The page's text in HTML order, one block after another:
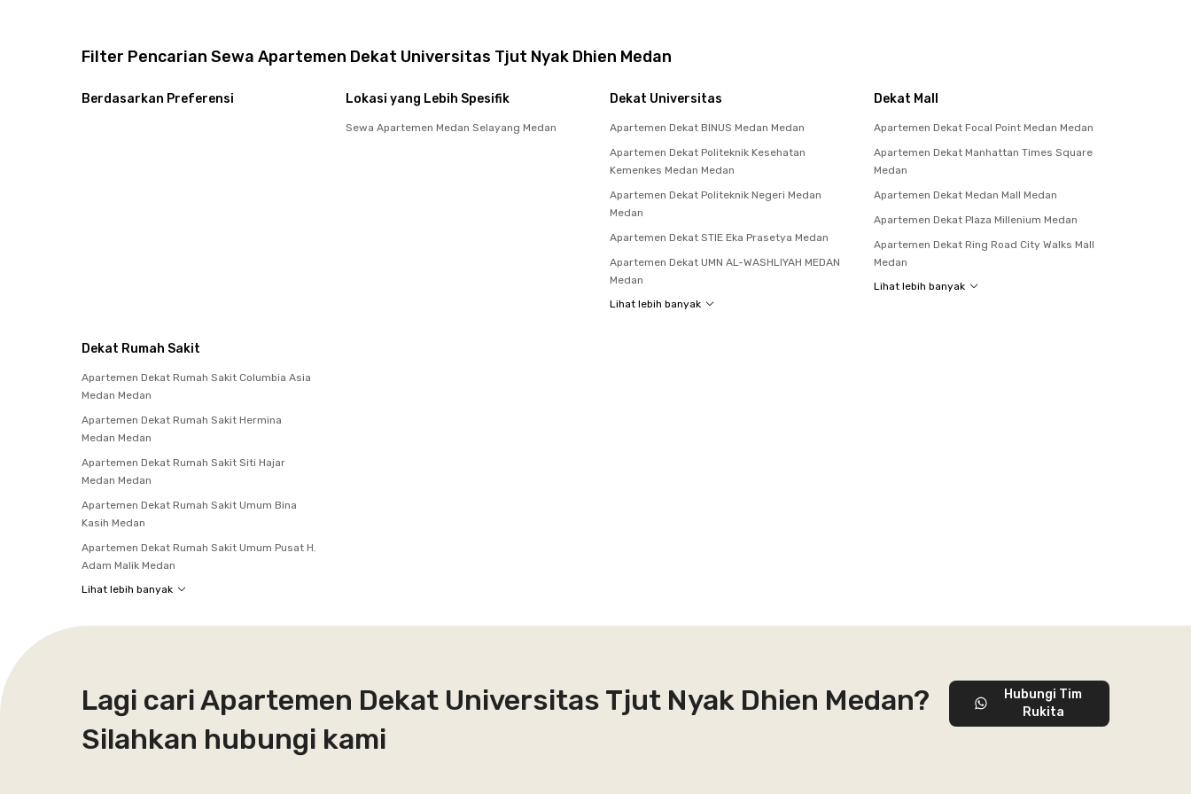
Filter Pencarian Sewa Apartemen Dekat Universitas Tjut Nyak Dhien Medan
Berdasarkan Preferensi Lokasi yang Lebih Spesifik
Sewa Apartemen Medan Selayang Medan
Dekat Universitas
Apartemen Dekat BINUS Medan Medan
Apartemen Dekat Politeknik Kesehatan
Kemenkes Medan Medan
Apartemen Dekat Politeknik Negeri Medan
Medan
Apartemen Dekat STIE Eka Prasetya Medan
Apartemen Dekat UMN AL-WASHLIYAH MEDAN
Medan
Lihat lebih banyak
Dekat Mall
Apartemen Dekat Focal Point Medan Medan
Apartemen Dekat Manhattan Times Square
Medan
Apartemen Dekat Medan Mall Medan
Apartemen Dekat Plaza Millenium Medan
Apartemen Dekat Ring Road City Walks Mall
Medan
Lihat lebih banyak
Dekat Rumah Sakit
Apartemen Dekat Rumah Sakit Columbia Asia
Medan Medan
Apartemen Dekat Rumah Sakit Hermina
Medan Medan
Apartemen Dekat Rumah Sakit Siti Hajar
Medan Medan
Apartemen Dekat Rumah Sakit Umum Bina
Kasih Medan
Apartemen Dekat Rumah Sakit Umum Pusat H.
Adam Malik Medan
Lihat lebih banyak
Lagi cari Apartemen Dekat Universitas Tjut Nyak Dhien Medan?
Silahkan hubungi kami
Hubungi Tim
Rukita